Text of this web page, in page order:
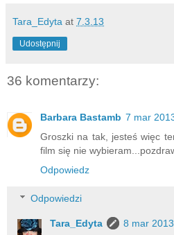
Tara_Edyta at 7.3.13
Udostępnij
36 komentarzy:
Barbara Bastamb 7 mar
Groszki na tak, jesteś więc
film się nie
Odpowiedz
Odpowiedzi
Tara_Edyta
8 mar